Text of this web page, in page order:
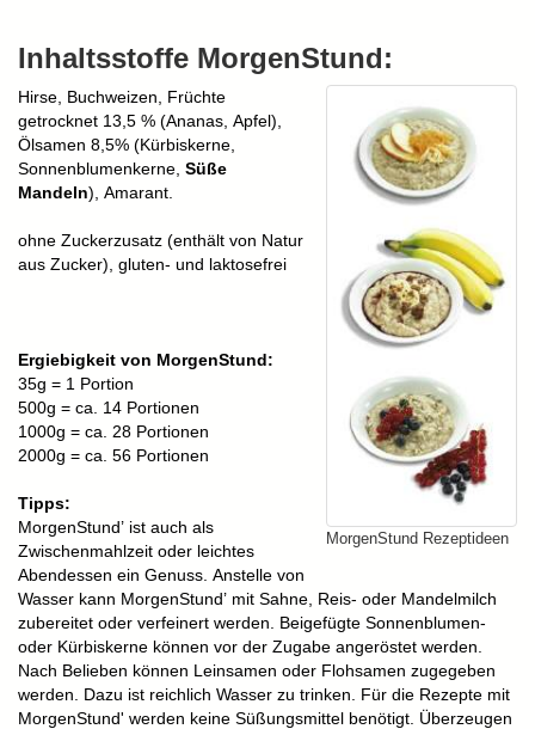
Inhaltsstoffe MorgenStund:
MorgenStund Rezeptideen
Hirse, Buchweizen, Früchte
getrocknet 13,5 % (Ananas, Apfel),
Ölsamen 8,5% (Kürbiskerne,
Sonnenblumenkerne, Süße
Mandeln), Amarant.
ohne Zuckerzusatz (enthält von Natur
aus Zucker), gluten- und laktosefrei
Ergiebigkeit von MorgenStund:
35g = 1 Portion
500g = ca. 14 Portionen
1000g = ca. 28 Portionen
2000g = ca. 56 Portionen
Tipps:
MorgenStund’ ist auch als
Zwischenmahlzeit oder leichtes
Abendessen ein Genuss. Anstelle von
Wasser kann MorgenStund’ mit Sahne, Reis- oder Mandelmilch
zubereitet oder verfeinert werden. Beigefügte Sonnenblumen-
oder Kürbiskerne können vor der Zugabe angeröstet werden.
Nach Belieben können Leinsamen oder Flohsamen zugegeben
werden. Dazu ist reichlich Wasser zu trinken. Für die Rezepte mit
MorgenStund' werden keine Süßungsmittel benötigt. Überzeugen